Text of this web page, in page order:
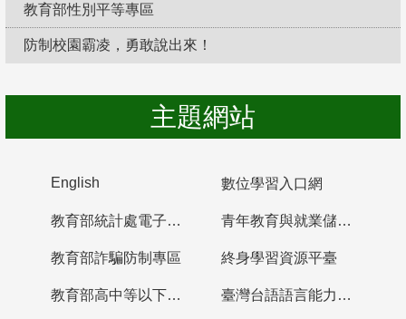
教育部性別平等專區
防制校園霸凌，勇敢說出來！
主題網站
English 數位學習入口網
教育部統計處電子書櫃 青年教育與就業儲蓄帳戶
教育部詐騙防制專區 終身學習資源平臺
教育部高中等以下學校及幼兒園教師資格檢定考試 臺灣台語語言能力認證網站